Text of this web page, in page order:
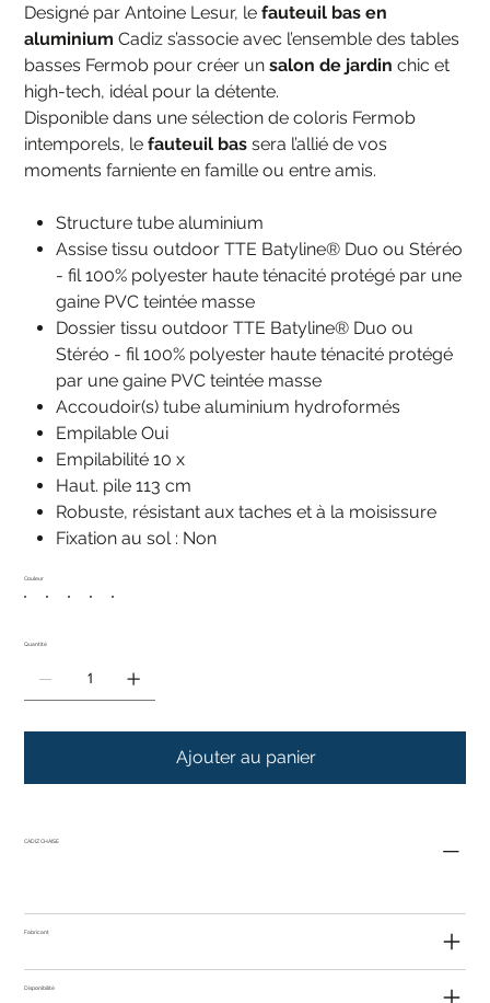
Designé par Antoine Lesur, lefauteuil bas en
aluminium Cadiz s’associe avec l’ensemble des tables
basses Fermob pour créer unsalon de jardin chic et
high-tech, idéal pour la détente.
Disponible dans une sélection de coloris Fermob
intemporels, lefauteuil bas sera l’allié de vos
moments farniente en famille ou entre amis.
Structure tube aluminium
Assise tissu outdoor TTE Batyline® Duo ou Stéréo
- fil 100% polyester haute ténacité protégé par une
gaine PVC teintée masse
Dossier tissu outdoor TTE Batyline® Duo ou
Stéréo - fil 100% polyester haute ténacité protégé
par une gaine PVC teintée masse
Accoudoir(s) tube aluminium hydroformés
Empilable Oui
Empilabilité 10 x
Haut. pile 113 cm
Robuste, résistant aux taches et à la moisissure
Fixation au sol : Non
Couleur
Quantité
Ajouter au panier
CADIZ CHAISE
Fabricant
Disponibilité